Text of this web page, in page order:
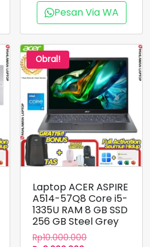
Pesan Via WA
Obral!
Laptop ACER ASPIRE
A514-57Q8 Core i5-
1335U RAM 8 GB SSD
256 GB Steel Grey
Rp10.000.000Harga